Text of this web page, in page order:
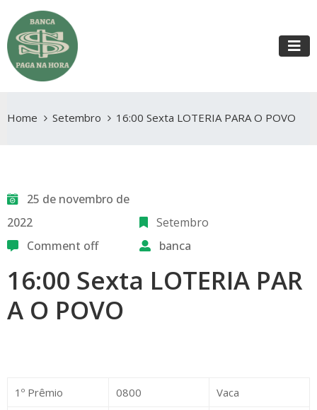
Home Setembro 16:00 Sexta LOTERIA PARA O POVO
25 de novembro de
2022
Setembro
Comment off
banca
16:00 Sexta LOTERIA PAR
A O POVO
1º Prêmio 0800 Vaca